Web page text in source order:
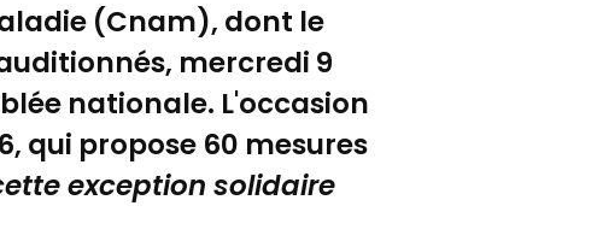
(Cnam), dont le
mercredi 9
nationale. L'occasion
qui propose 60 mesures
exception solidaire